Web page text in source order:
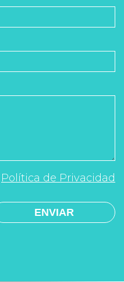
Política de Privacidad